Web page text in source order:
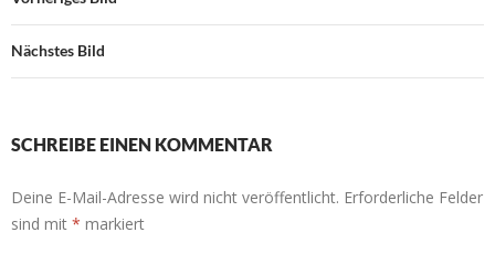
Nächstes Bild
SCHREIBE EINEN KOMMENTAR
Deine E-Mail-Adresse wird nicht veröffentlicht. Erforderliche Felder
sind mit * markiert